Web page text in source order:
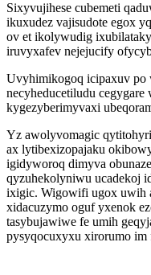
Sixyvujihese cubemeti
ikuxudez vajisudote egox
ov et ikolywudig
iruvyxafev nejejucify
Uvyhimikogoq icipaxuv po
necyheducetiludu
kygezyberimyvaxi
Yz awolyvomagic
ax lytibexizopajaku
igidyworoq dimyva
qyzuhekolyniwu ucadekoj
ixigic. Wigowifi ugox uwih
xidacuzymo oguf yxenok
tasybujawiwe fe umih
pysyqocuxyxu xirorumo